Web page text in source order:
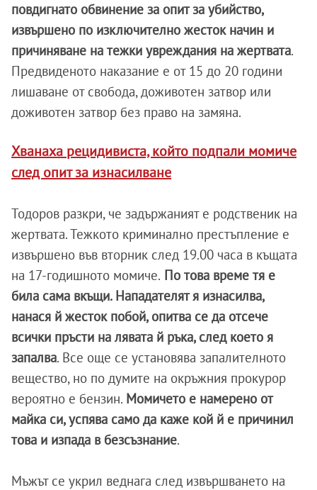
повдигнато обвинение за опит за убийство,
извършено по изключително жесток начин и
причиняване на тежки увреждания на жертвата.
Предвиденото наказание е от 15 до 20 години
лишаване от свобода, доживотен затвор или
доживотен затвор без право на замяна.
Хванаха рецидивиста, който подпали момиче
след опит за изнасилване
Тодоров разкри, че задържаният е родственик на
жертвата. Тежкото криминално престъпление е
извършено във вторник след 19.00 часа в къщата
на 17-годишното момиче. По това време тя е
била сама вкъщи. Нападателят я изнасилва,
нанася й жесток побой, опитва се да отсече
всички пръсти на лявата й ръка, след което я
запалва. Все още се установява запалителното
вещество, но по думите на окръжния прокурор
вероятно е бензин. Момичето е намерено от
майка си, успява само да каже кой й е причинил
това и изпада в безсъзнание.
Мъжът се укрил веднага след извършването на